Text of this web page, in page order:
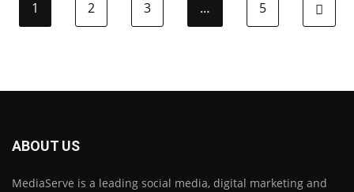
1 2 3 … 5
ABOUT US
MediaServe is a leading social media, digital marketing and